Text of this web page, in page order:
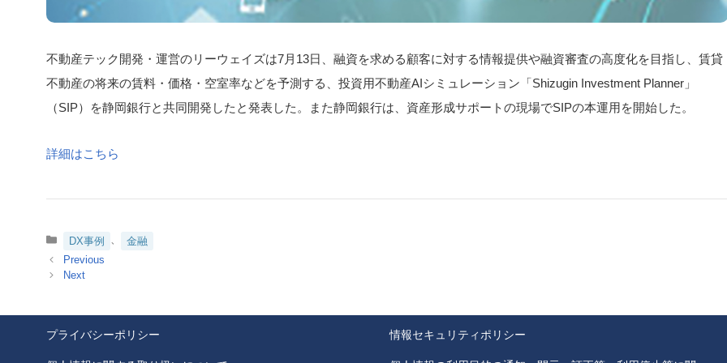
不動産テック開発・運営のリーウェイズは7月13日、融資を求める顧客に対する情報提供や融資審査の高度化を目指し、賃貸
不動産の将来の賃料・価格・空室率などを予測する、投資用不動産AIシミュレーション「Shizugin Investment Planner」
（SIP）を静岡銀行と共同開発したと発表した。また静岡銀行は、資産形成サポートの現場でSIPの本運用を開始した。
詳細はこちら
カ
テ
ゴ
DX事例 、 金融
プライバシーポリシー 情報セキュリティポリシー